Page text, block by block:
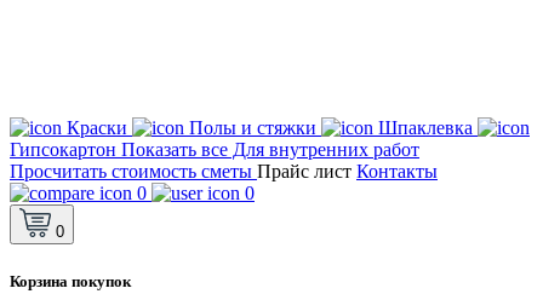
Краски Полы и стяжки
Шпаклевка
Гипсокартон Показать все Для внутренних работ
Просчитать стоимость сметы Прайс лист Контакты
0
0
0
Корзина покупок